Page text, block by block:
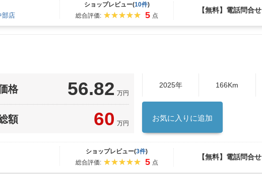
店
ショップレビュー(10件)
総合評価:
5 点
【無料】電話問合せ
格 56.82 万円
額 60 万円
2025年 166Km
お気に入りに追加
ショップレビュー(3件)
総合評価:
5 点
【無料】電話問合せ